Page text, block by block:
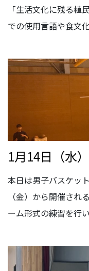
「生活文化に残る植
での使用言語や食文
1月14日（水）
本日は男子バスケッ
（金）から開催さ
ーム形式の練習を行